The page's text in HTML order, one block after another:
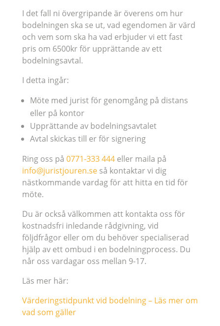
I det fall ni övergripande är överens om hur
bodelningen ska se ut, vad egendomen är värd
och vem som ska ha vad erbjuder vi ett fast
pris om 6500kr för upprättande av ett
bodelningsavtal.
I detta ingår:
Möte med jurist för genomgång på distans
eller på kontor
Upprättande av bodelningsavtalet
Avtal skickas till er för signering
Ring oss på 0771-333 444eller maila på
info@juristjouren.seså kontaktar vi dig
nästkommande vardag för att hitta en tid för
möte.
Du är också välkommen att kontakta oss för
kostnadsfri inledande rådgivning, vid
följdfrågor eller om du behöver specialiserad
hjälp av ett ombud i en bodelningprocess. Du
når oss vardagar oss mellan 9-17.
Läs mer här:
Värderingstidpunkt vid bodelning – Läs mer om
vad som gäller